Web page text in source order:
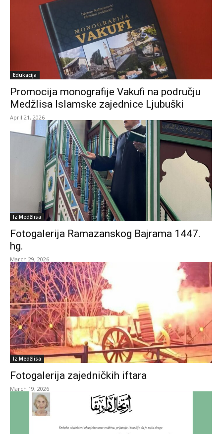
Edukacija
Promocija monografije Vakufi na području
Medžlisa Islamske zajednice Ljubuški
April 21, 2026
Iz Medžlisa
Fotogalerija Ramazanskog Bajrama 1447.
hg.
March 29, 2026
Iz Medžlisa
Fotogalerija zajedničkih iftara
March 19, 2026